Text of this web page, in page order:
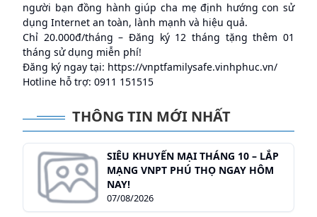
người bạn đồng hành giúp cha mẹ định hướng con sử
dụng Internet an toàn, lành mạnh và hiệu quả.
Chỉ 20.000đ/tháng – Đăng ký 12 tháng tặng thêm 01
tháng sử dụng miễn phí!
Đăng ký ngay tại: https://vnptfamilysafe.vinhphuc.vn/
Hotline hỗ trợ: 0911 151515
THÔNG TIN MỚI NHẤT
SIÊU KHUYẾN MẠI THÁNG 10 – LẮP
MẠNG VNPT PHÚ THỌ NGAY HÔM
NAY!
07/08/2026